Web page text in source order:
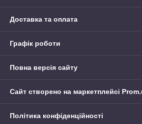
Доставка та оплата
Графік роботи
Повна версія сайту
Сайт створено на маркетплейсі
Політика конфіденційності